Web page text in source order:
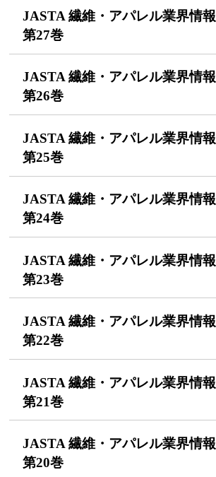
JASTA 繊維・アパレル業界情報
第27巻
JASTA 繊維・アパレル業界情報
第26巻
JASTA 繊維・アパレル業界情報
第25巻
JASTA 繊維・アパレル業界情報
第24巻
JASTA 繊維・アパレル業界情報
第23巻
JASTA 繊維・アパレル業界情報
第22巻
JASTA 繊維・アパレル業界情報
第21巻
JASTA 繊維・アパレル業界情報
第20巻